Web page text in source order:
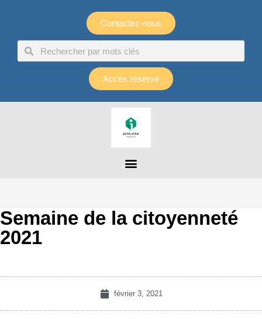
Contactez-nous
Accès réservé
Semaine de la citoyenneté
2021
février 3, 2021